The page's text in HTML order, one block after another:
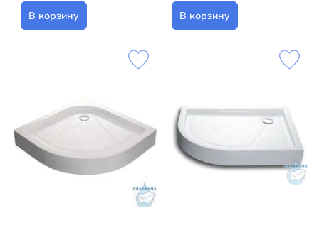
В корзину В корзину